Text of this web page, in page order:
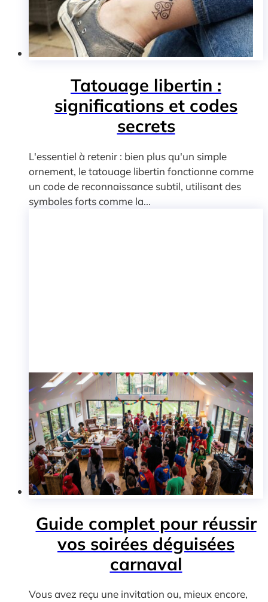
Tatouage libertin :
significations et codes
secrets
L'essentiel à retenir : bien plus qu'un simple
ornement, le tatouage libertin fonctionne comme
un code de reconnaissance subtil, utilisant des
symboles forts comme la...
Guide complet pour réussir
vos soirées déguisées
carnaval
Vous avez reçu une invitation ou, mieux encore,